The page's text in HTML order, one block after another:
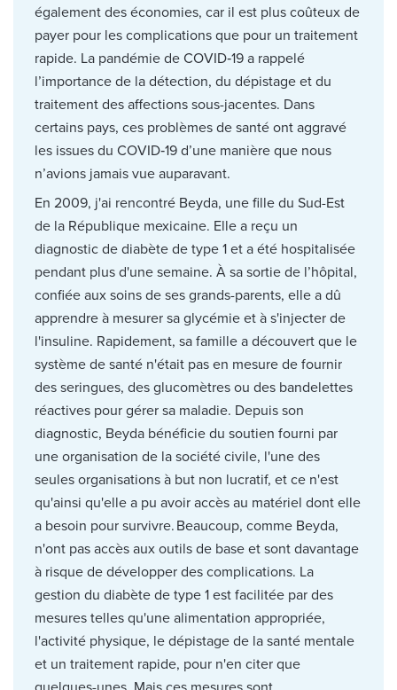
également des économies, car il est plus coûteux de
payer pour les complications que pour un traitement
rapide. La pandémie de COVID‑19 a rappelé
l’importance de la détection, du dépistage et du
traitement des affections sous-jacentes. Dans
certains pays, ces problèmes de santé ont aggravé
les issues du COVID‑19 d’une manière que nous
n’avions jamais vue auparavant.
En 2009, j'ai rencontré Beyda, une fille du Sud-Est
de la République mexicaine. Elle a reçu un
diagnostic de diabète de type 1 et a été hospitalisée
pendant plus d'une semaine. À sa sortie de l’hôpital,
confiée aux soins de ses grands-parents, elle a dû
apprendre à mesurer sa glycémie et à s'injecter de
l'insuline. Rapidement, sa famille a découvert que le
système de santé n'était pas en mesure de fournir
des seringues, des glucomètres ou des bandelettes
réactives pour gérer sa maladie. Depuis son
diagnostic, Beyda bénéficie du soutien fourni par
une organisation de la société civile, l'une des
seules organisations à but non lucratif, et ce n'est
qu'ainsi qu'elle a pu avoir accès au matériel dont elle
a besoin pour survivre. Beaucoup, comme Beyda,
n'ont pas accès aux outils de base et sont davantage
à risque de développer des complications. La
gestion du diabète de type 1 est facilitée par des
mesures telles qu'une alimentation appropriée,
l'activité physique, le dépistage de la santé mentale
et un traitement rapide, pour n'en citer que